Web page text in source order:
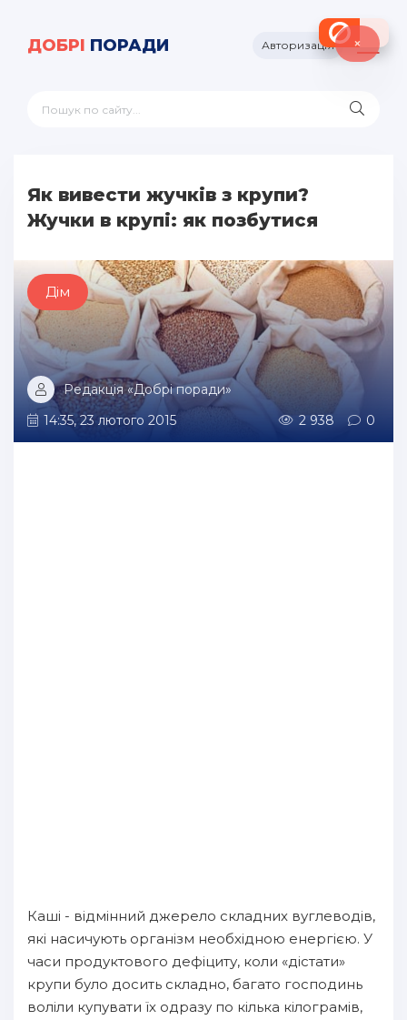
ДОБРІ ПОРАДИ Авторизація
Як вивести жучків з крупи?
Жучки в крупі: як позбутися
Дім
Редакція «Добрі поради»
14:35, 23 лютого 2015
2 938 0
Каші - відмінний джерело складних вуглеводів,
які насичують організм необхідною енергією. У
часи продуктового дефіциту, коли «дістати»
крупи було досить складно, багато господинь
воліли купувати їх одразу по кілька кілограмів,
×